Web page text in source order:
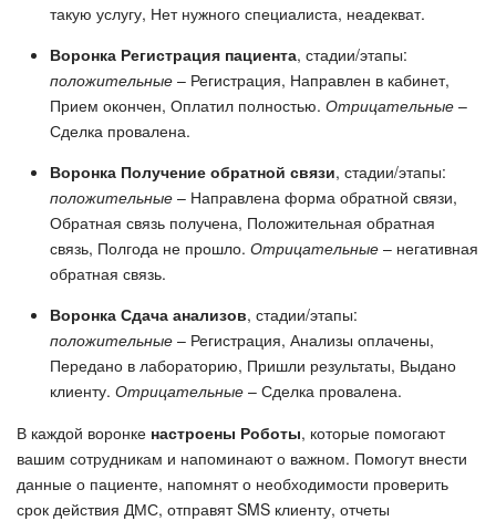
такую услугу, Нет нужного специалиста, неадекват.
Воронка Регистрация пациента, стадии/этапы:
положительные – Регистрация, Направлен в кабинет,
Прием окончен, Оплатил полностью. Отрицательные –
Сделка провалена.
Воронка Получение обратной связи, стадии/этапы:
положительные – Направлена форма обратной связи,
Обратная связь получена, Положительная обратная
связь, Полгода не прошло. Отрицательные – негативная
обратная связь.
Воронка Сдача анализов, стадии/этапы:
положительные – Регистрация, Анализы оплачены,
Передано в лабораторию, Пришли результаты, Выдано
клиенту. Отрицательные – Сделка провалена.
В каждой воронке настроены Роботы, которые помогают
вашим сотрудникам и напоминают о важном. Помогут внести
данные о пациенте, напомнят о необходимости проверить
срок действия ДМС, отправят SMS клиенту, отчеты